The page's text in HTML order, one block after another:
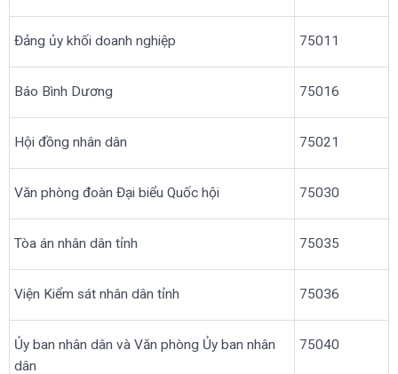
Đảng ủy khối doanh nghiệp 75011
Báo Bình Dương 75016
Hội đồng nhân dân 75021
Văn phòng đoàn Đại biểu Quốc hội 75030
Tòa án nhân dân tỉnh 75035
Viện Kiểm sát nhân dân tỉnh 75036
Ủy ban nhân dân và Văn phòng Ủy ban nhân
dân
75040